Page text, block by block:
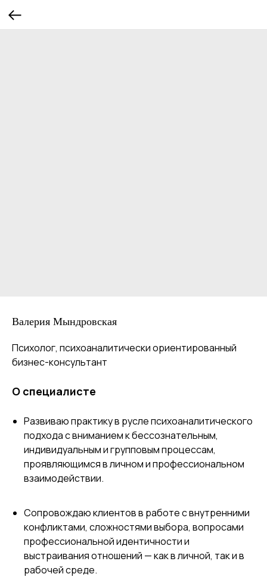
Валерия Мындровская
Психолог, психоаналитически ориентированный
бизнес-консультант
О специалисте
Развиваю практику в русле психоаналитического
подхода с вниманием к бессознательным,
индивидуальным и групповым процессам,
проявляющимся в личном и профессиональном
взаимодействии.
Сопровождаю клиентов в работе с внутренними
конфликтами, сложностями выбора, вопросами
профессиональной идентичности и
выстраивания отношений — как в личной, так и в
рабочей среде.